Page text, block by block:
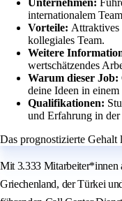
Unternehmen:
internationalem
Vorteile: Attraktives
kollegiales Team.
Weitere
wertschätzendes
Warum dieser Job:
deine Ideen in
Qualifikationen:
und Erfahrung in der
Das prognostizierte Gehalt
Mit 3.333 Mitarbeiter*innen
Griechenland, der Türkei